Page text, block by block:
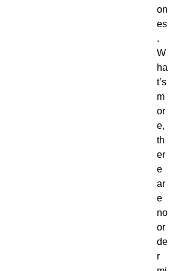
on
es
.
W
ha
t’s
m
or
e,
th
er
e
ar
e
no
or
de
r